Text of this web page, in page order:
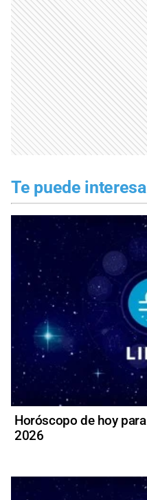
Te puede
Horóscopo de hoy
2026